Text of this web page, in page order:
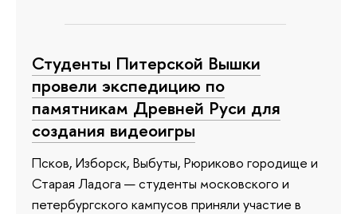
Студенты Питерской Вышки
провели экспедицию по
памятникам Древней Руси для
создания видеоигры
Псков, Изборск, Выбуты, Рюриково городище и
Старая Ладога — студенты московского и
петербургского кампусов приняли участие в